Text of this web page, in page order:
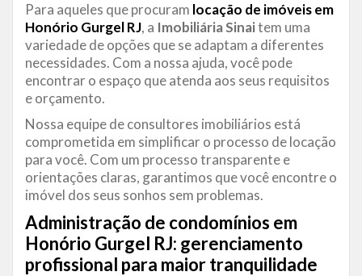
Para aqueles que procuram locação de imóveis em
Honório Gurgel RJ, a Imobiliária Sinaitem uma
variedade de opções que se adaptam a diferentes
necessidades. Com a nossa ajuda, você pode
encontrar o espaço que atenda aos seus requisitos
e orçamento.
Nossa equipe de consultores imobiliários está
comprometida em simplificar o processo de locação
para você. Com um processo transparente e
orientações claras, garantimos que você encontre o
imóvel dos seus sonhos sem problemas.
Administração de condomínios em
Honório Gurgel RJ: gerenciamento
profissional para maior tranquilidade